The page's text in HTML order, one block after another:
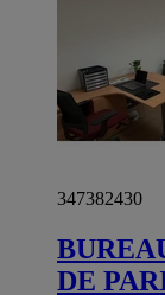
347382430
DE